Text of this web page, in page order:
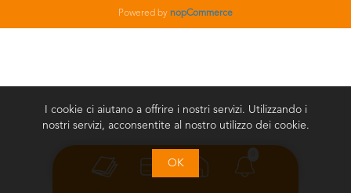
Powered by nopCommerce
I cookie ci aiutano a offrire i nostri servizi. Utilizzando i
nostri servizi, acconsentite al nostro utilizzo dei cookie.
OK